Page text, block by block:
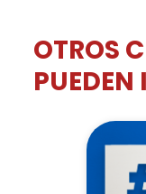
OTROS
PUEDEN